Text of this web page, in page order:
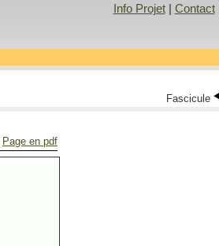
Info Projet| Contact|
Fascicule
Page en pdf